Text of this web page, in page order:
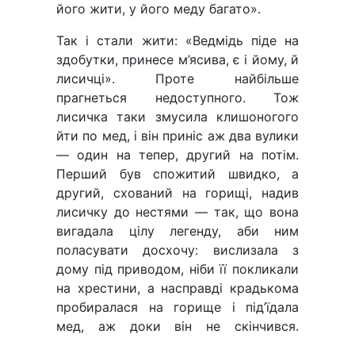
його жити, у його меду багато».
Так і стали жити: «Ведмідь піде на
здобутки, принесе м’ясива, є і йому, й
лисичці». Проте найбільше
прагнеться недоступного. Тож
лисичка таки змусила клишоногого
йти по мед, і він приніс аж два вулики
— один на тепер, другий на потім.
Перший був спожитий швидко, а
другий, схований на горищі, надив
лисичку до нестями — так, що вона
вигадала цілу легенду, аби ним
поласувати досхочу: вислизала з
дому під приводом, ніби її покликали
на хрестини, а насправді крадькома
пробиралася на горище і під’їдала
мед, аж доки він не скінчився.